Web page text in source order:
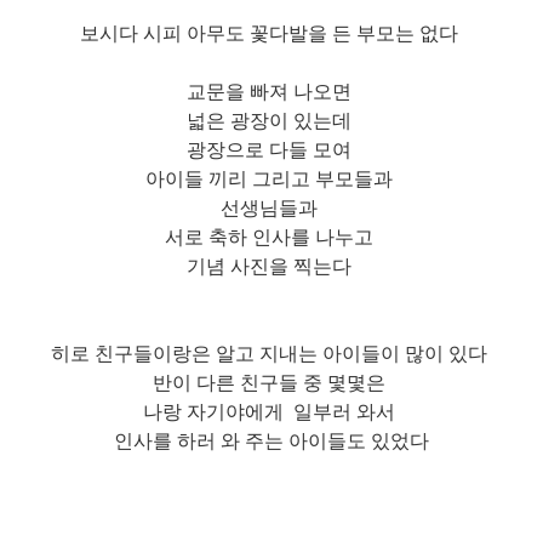
보시다 시피 아무도 꽃다발을 든 부모는 없다
교문을 빠져 나오면
넓은 광장이 있는데
광장으로 다들 모여
아이들 끼리 그리고 부모들과
선생님들과
서로 축하 인사를 나누고
기념 사진을 찍는다
히로 친구들이랑은 알고 지내는 아이들이 많이 있다
반이 다른 친구들 중 몇몇은
나랑 자기야에게 일부러 와서
인사를 하러 와 주는 아이들도 있었다